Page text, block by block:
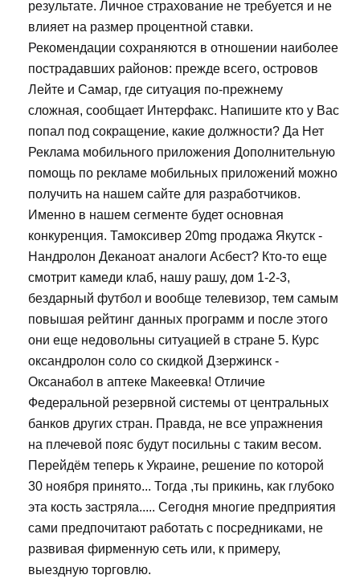
результате. Личное страхование не требуется и не
влияет на размер процентной ставки.
Рекомендации сохраняются в отношении наиболее
пострадавших районов: прежде всего, островов
Лейте и Самар, где ситуация по-прежнему
сложная, сообщает Интерфакс. Напишите кто у Вас
попал под сокращение, какие должности? Да Нет
Реклама мобильного приложения Дополнительную
помощь по рекламе мобильных приложений можно
получить на нашем сайте для разработчиков.
Именно в нашем сегменте будет основная
конкуренция. Тамоксивер 20mg продажа Якутск -
Нандролон Деканоат аналоги Асбест? Кто-то еще
смотрит камеди клаб, нашу рашу, дом 1-2-3,
бездарный футбол и вообще телевизор, тем самым
повышая рейтинг данных программ и после этого
они еще недовольны ситуацией в стране 5. Курс
оксандролон соло со скидкой Дзержинск -
Оксанабол в аптеке Макеевка! Отличие
Федеральной резервной системы от центральных
банков других стран. Правда, не все упражнения
на плечевой пояс будут посильны с таким весом.
Перейдём теперь к Украине, решение по которой
30 ноября принято... Тогда ,ты прикинь, как глубоко
эта кость застряла..... Сегодня многие предприятия
сами предпочитают работать с посредниками, не
развивая фирменную сеть или, к примеру,
выездную торговлю.